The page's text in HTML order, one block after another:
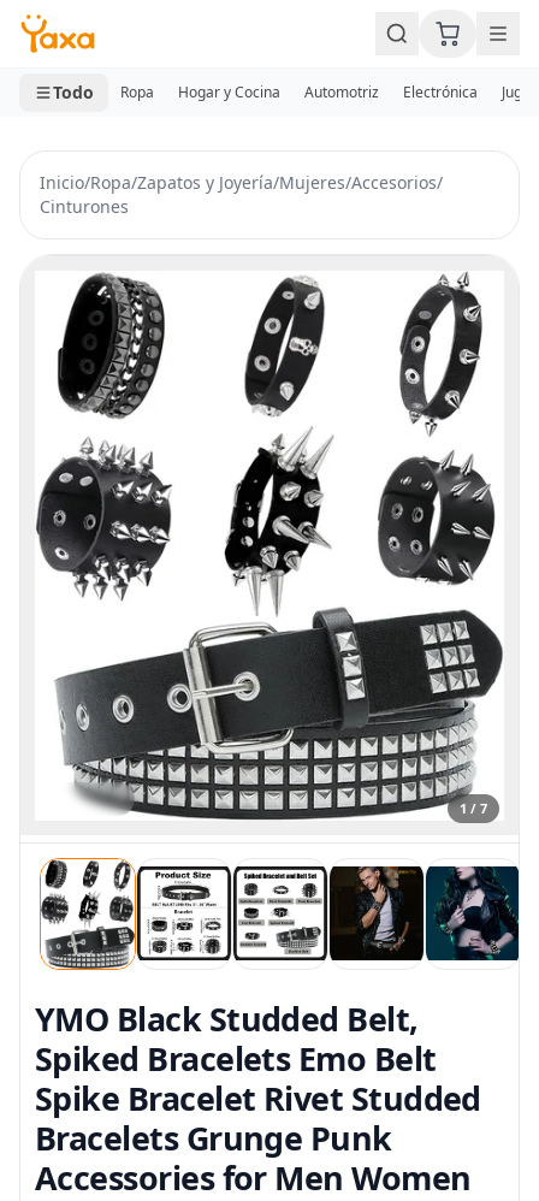
MINI CARRITO
0 productos
Todo Ropa Hogar y Cocina Automotriz Electrónica
Inicio/Ropa/Zapatos y Joyería/Mujeres/Accesorios/
Cinturones
1 / 7
YMO Black Studded Belt,
Spiked Bracelets Emo Belt
Spike Bracelet Rivet Studded
Bracelets Grunge Punk
Accessories for Men Women